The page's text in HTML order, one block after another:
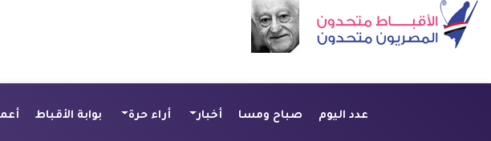
عدد اليوم صباح ومسا أخبار أراء حرة بوابة الأقباط